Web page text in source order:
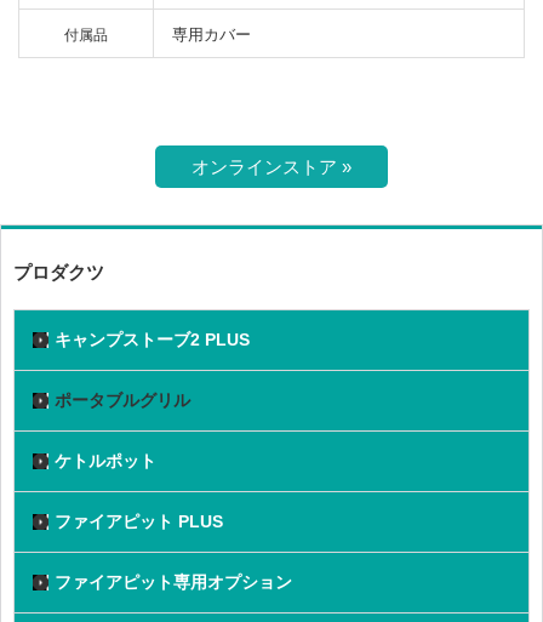
付属品 専用カバー
オンラインストア »
プロダクツ
キャンプストーブ2 PLUS
ポータブルグリル
ケトルポット
ファイアピット PLUS
ファイアピット専用オプション